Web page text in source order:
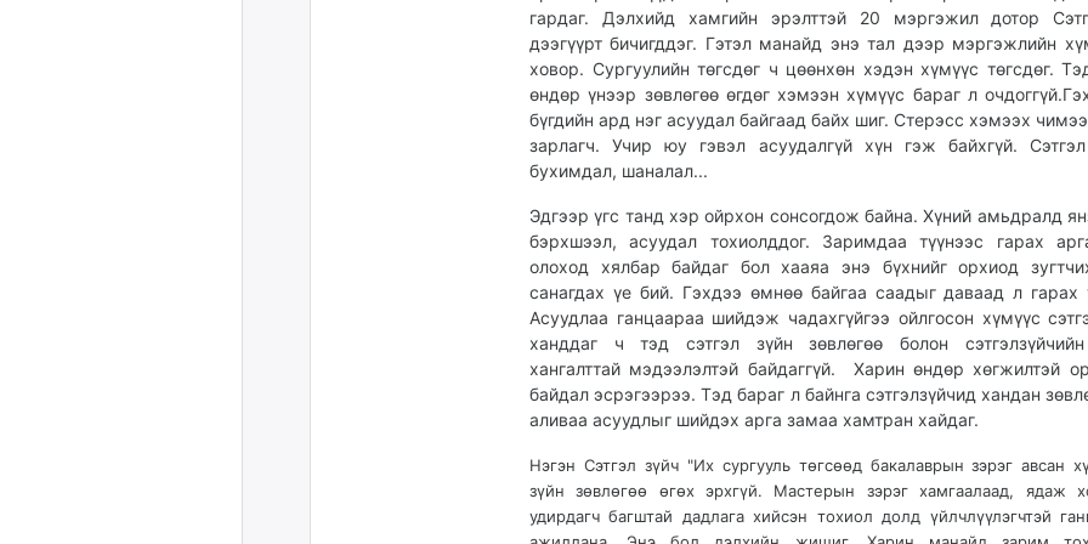
гардаг. Дэлхийд хамгийн эрэлттэй 20 мэргэжил дотор
дээгүүрт бичигддэг. Гэтэл манайд энэ тал дээр мэргэжлийн
ховор. Сургуулийн төгсдөг ч цөөнхөн хэдэн хүмүүс төгсдөг.
өндөр үнээр зөвлөгөө өгдөг хэмээн хүмүүс бараг л
бүгдийн ард нэг асуудал байгаад байх шиг. Стерэсс хэмээх
зарлагч. Учир юу гэвэл асуудалгүй хүн гэж байхгүй. Сэтгэл
бухимдал, шаналал...
Эдгээр үгс танд хэр ойрхон сонсогдож байна. Хүний амьдралд
бэрхшээл, асуудал тохиолддог. Заримдаа түүнээс гарах
олоход хялбар байдаг бол хааяа энэ бүхнийг орхиод
санагдах үе бий. Гэхдээ өмнөө байгаа саадыг даваад л гарах
Асуудлаа ганцаараа шийдэж чадахгүйгээ ойлгосон хүмүүс
ханддаг ч тэд сэтгэл зүйн зөвлөгөө болон
хангалттай мэдээлэлтэй байдаггүй. Харин өндөр хөгжилтэй
байдал эсрэгээрээ. Тэд бараг л байнга сэтгэлзүйчид хандан
аливаа асуудлыг шийдэх арга замаа хамтран хайдаг.
Нэгэн Сэтгэл зүйч "Их сургууль төгсөөд бакалаврын зэрэг авсан
зүйн зөвлөгөө өгөх эрхгүй. Мастерын зэрэг хамгаалаад, ядаж
удирдагч багштай дадлага хийсэн тохиол долд үйлчлүүлэгчтэй